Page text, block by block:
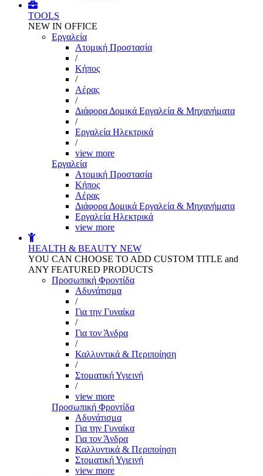
TOOLS
NEW IN OFFICE
Εργαλεία
Aτομική Προστασία
/
Kήπος
/
Αέρας
/
Διάφορα Δομικά Εργαλεία & Μηχανήματα
/
Εργαλεία Ηλεκτρικά
/
view more
Εργαλεία
Aτομική Προστασία
Kήπος
Αέρας
Διάφορα Δομικά Εργαλεία & Μηχανήματα
Εργαλεία Ηλεκτρικά
view more
HEALTH & BEAUTY NEW
YOU CAN CHOOSE TO ADD CUSTOM TITLE and
ANY FEATURED PRODUCTS
Προσωπική Φροντίδα
Αδυνάτισμα
/
Για την Γυναίκα
/
Για τον Άνδρα
/
Καλλυντικά & Περιποίηση
/
Στοματική Υγιεινή
/
view more
Προσωπική Φροντίδα
Αδυνάτισμα
Για την Γυναίκα
Για τον Άνδρα
Καλλυντικά & Περιποίηση
Στοματική Υγιεινή
view more